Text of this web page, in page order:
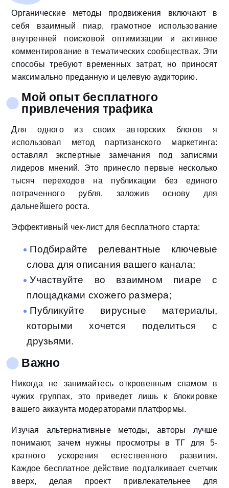
Органические методы продвижения включают в
себя взаимный пиар, грамотное использование
внутренней поисковой оптимизации и активное
комментирование в тематических сообществах. Эти
способы требуют временных затрат, но приносят
максимально преданную и целевую аудиторию.
Мой опыт бесплатного
привлечения трафика
Для одного из своих авторских блогов я
использовал метод партизанского маркетинга:
оставлял экспертные замечания под записями
лидеров мнений. Это принесло первые несколько
тысяч переходов на публикации без единого
потраченного рубля, заложив основу для
дальнейшего роста.
Эффективный чек-лист для бесплатного старта:
Подбирайте релевантные ключевые
слова для описания вашего канала;
Участвуйте во взаимном пиаре с
площадками схожего размера;
Публикуйте вирусные материалы,
которыми хочется поделиться с
друзьями.
Важно
Никогда не занимайтесь откровенным спамом в
чужих группах, это приведет лишь к блокировке
вашего аккаунта модераторами платформы.
Изучая альтернативные методы, авторы лучше
понимают, зачем нужны просмотры в ТГ для 5-
кратного ускорения естественного развития.
Каждое бесплатное действие подталкивает счетчик
вверх, делая проект привлекательнее для